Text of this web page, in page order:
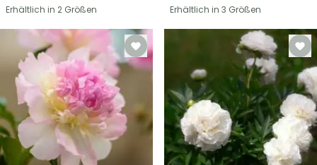
Erhältlich in 2 Größen
Erhältlich in 3 Größen